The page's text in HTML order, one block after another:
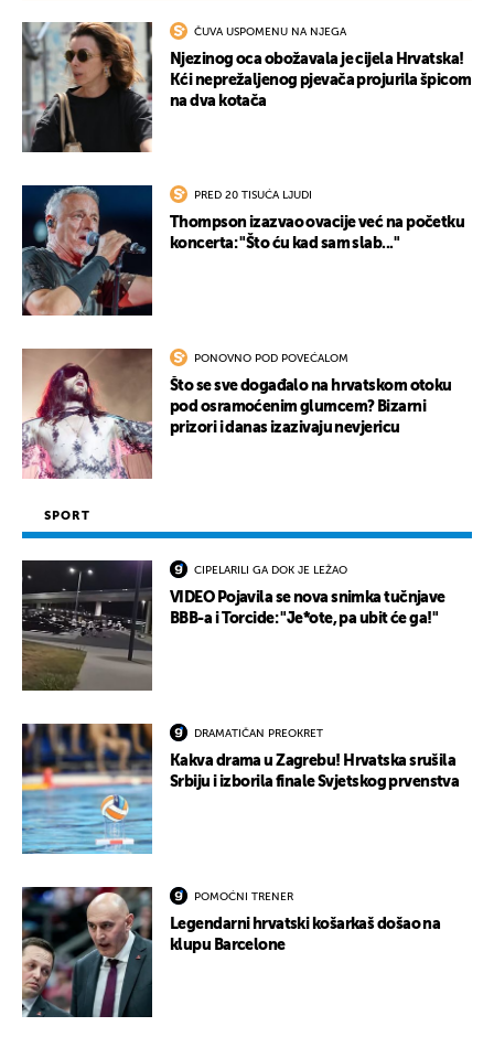
ČUVA USPOMENU NA NJEGA
Njezinog oca obožavala je cijela Hrvatska!
Kći neprežaljenog pjevača projurila špicom
na dva kotača
PRED 20 TISUĆA LJUDI
Thompson izazvao ovacije već na početku
koncerta: "Što ću kad sam slab..."
PONOVNO POD POVEĆALOM
Što se sve događalo na hrvatskom otoku
pod osramoćenim glumcem? Bizarni
prizori i danas izazivaju nevjericu
SPORT
CIPELARILI GA DOK JE LEŽAO
VIDEO Pojavila se nova snimka tučnjave
BBB-a i Torcide: "Je*ote, pa ubit će ga!"
DRAMATIČAN PREOKRET
Kakva drama u Zagrebu! Hrvatska srušila
Srbiju i izborila finale Svjetskog prvenstva
POMOĆNI TRENER
Legendarni hrvatski košarkaš došao na
klupu Barcelone